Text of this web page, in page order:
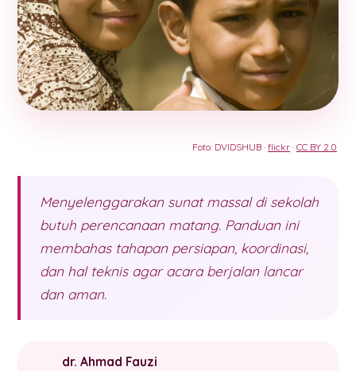
Foto: DVIDSHUB · flickr · CC BY 2.0
Menyelenggarakan sunat massal di sekolah
butuh perencanaan matang. Panduan ini
membahas tahapan persiapan, koordinasi,
dan hal teknis agar acara berjalan lancar
dan aman.
dr. Ahmad Fauzi